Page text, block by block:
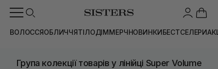
ВОЛОССЯОБЛИЧЧЯТІЛОДІММЕРЧНОВИНКИБЕСТСЕЛЕРИ
Група колекції товарів у лінійці Super Volume